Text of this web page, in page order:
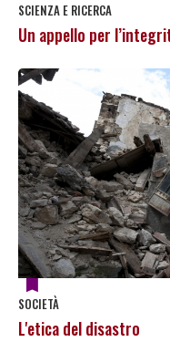
SCIENZA E RICERCA
Un appello per
SOCIETÀ
L'etica del disastro